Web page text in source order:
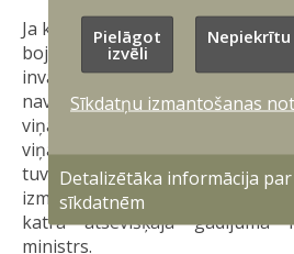
Ja karavīrs aktīvā dienesta laikā
bojā vai guvis veselības
invalīdu, bet bojāejas vai
nav saistīts ar tiešo dienesta
viņa ļaunprātīgu vai
viņa laulātajiem un lejupējiem,
tuvākās pakāpes
izmaksāt daļu no 100 000 eur
katrā atsevišķajā gadījumā
ministrs.
Pielāgot
izvēli
Nepiekrītu
Sīkdatņu izmantošanas
Detalizētāka informācija
sīkdatnēm